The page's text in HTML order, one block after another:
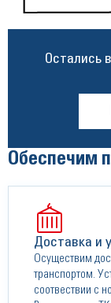
Остались
Обеспечим
Доставка и
Осуществим
транспортом.
соотвествии с